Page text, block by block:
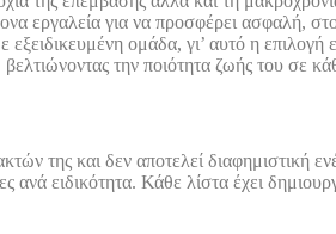
εργαλεία για να προσφέρει ασφαλή,
ομάδα, γι’ αυτό η
την ποιότητα ζωής του σε
της και δεν αποτελεί διαφημιστική
ειδικότητα. Κάθε λίστα έχει